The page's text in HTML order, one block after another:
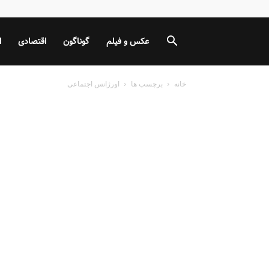
اقتصادی گوناگون عکس و فیلم
خانه برچسب ها اورژانس اجتماعی